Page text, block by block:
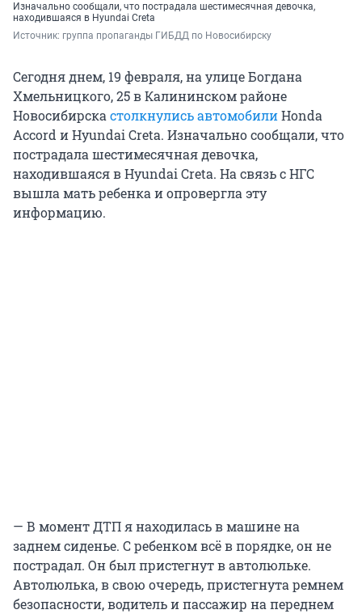
Изначально сообщали, что пострадала шестимесячная девочка,
находившаяся в Hyundai Creta
Источник: группа пропаганды ГИБДД по Новосибирску
Сегодня днем, 19 февраля, на улице Богдана
Хмельницкого, 25 в Калининском районе
Новосибирска столкнулись автомобилиHonda
Accord и Hyundai Creta. Изначально сообщали, что
пострадала шестимесячная девочка,
находившаяся в Hyundai Creta. На связь с НГС
вышла мать ребенка и опровергла эту
информацию.
— В момент ДТП я находилась в машине на
заднем сиденье. С ребенком всё в порядке, он не
пострадал. Он был пристегнут в автолюльке.
Автолюлька, в свою очередь, пристегнута ремнем
безопасности, водитель и пассажир на переднем